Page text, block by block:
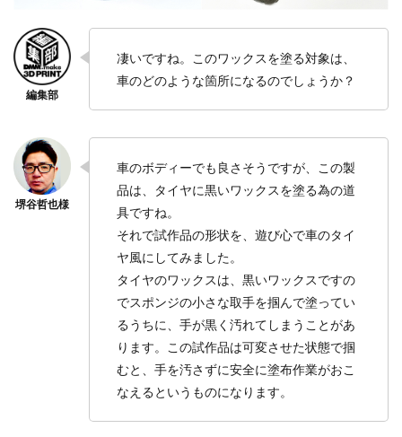
凄いですね。このワックスを塗る対象は、
車のどのような箇所になるのでしょうか？
車のボディーでも良さそうですが、この製
品は、タイヤに黒いワックスを塗る為の道
具ですね。
それで試作品の形状を、遊び心で車のタイ
ヤ風にしてみました。
タイヤのワックスは、黒いワックスですの
でスポンジの小さな取手を掴んで塗ってい
るうちに、手が黒く汚れてしまうことがあ
ります。この試作品は可変させた状態で掴
むと、手を汚さずに安全に塗布作業がおこ
なえるというものになります。